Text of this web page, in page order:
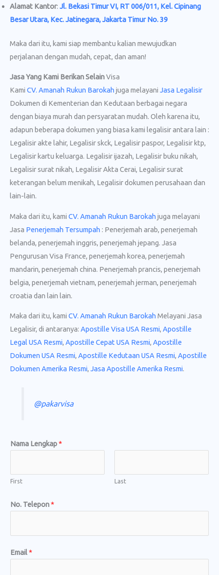
Alamat Kantor: Jl. Bekasi Timur VI, RT 006/011, Kel. Cipinang
Besar Utara, Kec. Jatinegara, Jakarta Timur No. 39
Maka dari itu, kami siap membantu kalian mewujudkan
perjalanan dengan mudah, cepat, dan aman!
Jasa Yang Kami Berikan SelainVisa
Kami CV. Amanah Rukun Barokah juga melayani Jasa Legalisir
Dokumen di Kementerian dan Kedutaan berbagai negara
dengan biaya murah dan persyaratan mudah. Oleh karena itu,
adapun beberapa dokumen yang biasa kami legalisir antara lain :
Legalisir akte lahir, Legalisir skck, Legalisir paspor, Legalisir ktp,
Legalisir kartu keluarga. Legalisir ijazah, Legalisir buku nikah,
Legalisir surat nikah, Legalisir Akta Cerai, Legalisir surat
keterangan belum menikah, Legalisir dokumen perusahaan dan
lain-lain.
Maka dari itu, kami CV. Amanah Rukun Barokah juga melayani
Jasa Penerjemah Tersumpah : Penerjemah arab, penerjemah
belanda, penerjemah inggris, penerjemah jepang. Jasa
Pengurusan Visa France, penerjemah korea, penerjemah
mandarin, penerjemah china. Penerjemah prancis, penerjemah
belgia, penerjemah vietnam, penerjemah jerman, penerjemah
croatia dan lain lain.
Maka dari itu, kami CV. Amanah Rukun Barokah Melayani Jasa
Legalisir, di antaranya: Apostille Visa USA Resmi, Apostille
Legal USA Resmi, Apostille Cepat USA Resmi, Apostille
Dokumen USA Resmi, Apostille Kedutaan USA Resmi, Apostille
Dokumen Amerika Resmi, Jasa Apostille Amerika Resmi.
@pakarvisa
t
u
*
Nama Lengkap*
First Last
No. Telepon*
Email*